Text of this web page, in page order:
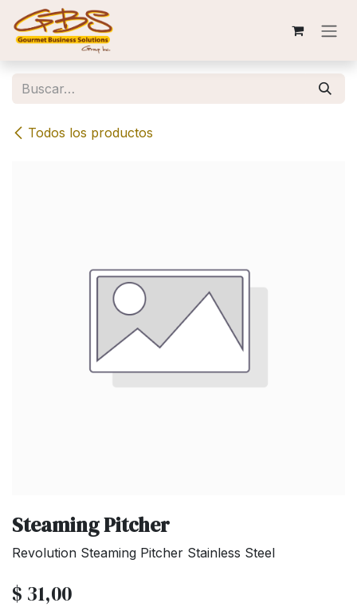
Ir al contenido
Todos los productos
Steaming Pitcher
Revolution Steaming Pitcher Stainless Steel
$ 31,00